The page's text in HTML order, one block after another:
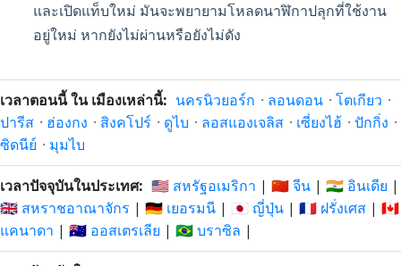
และเปิดแท็บใหม่ มันจะพยายามโหลดนาฬิกาปลุกที่ใช้งาน
อยู่ใหม่ หากยังไม่ผ่านหรือยังไม่ดัง
เวลาตอนนี้ ใน เมืองเหล่านี้: นครนิวยอร์ก · ลอนดอน · โตเกียว ·
ปารีส · ฮ่องกง · สิงคโปร์ · ดูไบ · ลอสแองเจลิส · เซี่ยงไฮ้ · ปักกิ่ง ·
ซิดนีย์ · มุมไบ
เวลาปัจจุบันในประเทศ: 🇺🇸 สหรัฐอเมริกา | 🇨🇳 จีน | 🇮🇳 อินเดีย |
🇬🇧 สหราชอาณาจักร | 🇩🇪 เยอรมนี | 🇯🇵 ญี่ปุ่น | 🇫🇷 ฝรั่งเศส | 🇨🇦
แคนาดา | 🇦🇺 ออสเตรเลีย | 🇧🇷 บราซิล |